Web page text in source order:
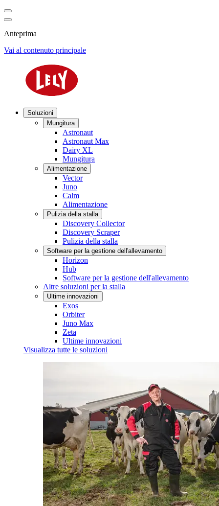
Anteprima
Vai al contenuto principale
Soluzioni
Mungitura
Astronaut
Astronaut Max
Dairy XL
Mungitura
Alimentazione
Vector
Juno
Calm
Alimentazione
Pulizia della stalla
Discovery Collector
Discovery Scraper
Pulizia della stalla
Software per la gestione dell'allevamento
Horizon
Hub
Software per la gestione dell'allevamento
Altre soluzioni per la stalla
Ultime innovazioni
Exos
Orbiter
Juno Max
Zeta
Ultime innovazioni
Visualizza tutte le soluzioni